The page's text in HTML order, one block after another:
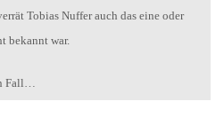
Tobias Nuffer auch das eine oder
bekannt war.
Fall…